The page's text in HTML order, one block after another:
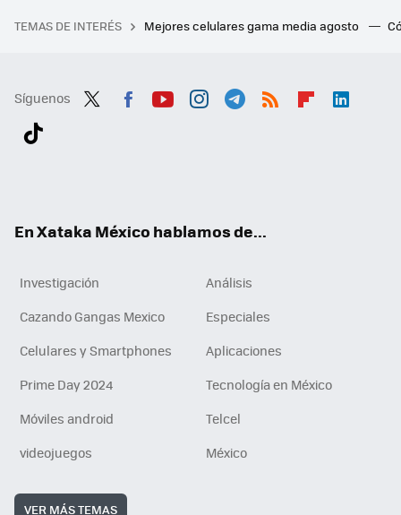
TEMAS DE INTERÉS Mejores celulares gama media agosto
Síguenos
En Xataka México hablamos de...
Investigación
Análisis
Cazando Gangas Mexico
Especiales
Celulares y Smartphones
Aplicaciones
Prime Day 2024
Tecnología en México
Móviles android
Telcel
videojuegos
México
VER MÁS TEMAS